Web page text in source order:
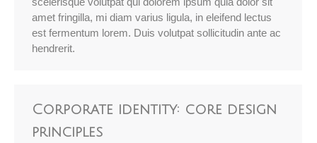
amet fringilla, mi diam varius ligula, in eleifend lectus
est fermentum lorem. Duis volutpat sollicitudin ante ac
hendrerit.
Corporate identity: core design
principles